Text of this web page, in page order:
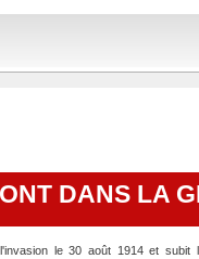
DANS LA
le 30 août 1914 et subit